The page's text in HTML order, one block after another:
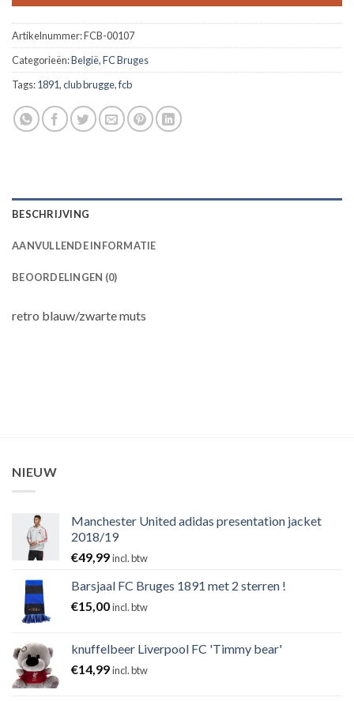
Artikelnummer:FCB-00107
Categorieën:België,FC Bruges
Tags:1891,club brugge,fcb
BESCHRIJVING
AANVULLENDE INFORMATIE
BEOORDELINGEN (0)
retro blauw/zwarte muts
NIEUW
Manchester United adidas presentation jacket
2018/19
€49,99incl. btw
Barsjaal FC Bruges 1891 met 2 sterren !
€15,00incl. btw
knuffelbeer Liverpool FC 'Timmy bear'
€14,99incl. btw